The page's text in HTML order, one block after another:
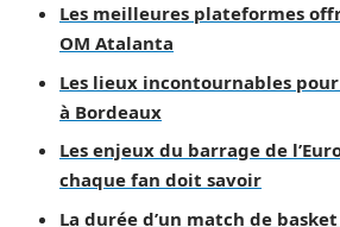
Les meilleures plateformes
OM Atalanta
Les lieux incontournables
à Bordeaux
Les enjeux du barrage de
chaque fan doit savoir
La durée d’un match de